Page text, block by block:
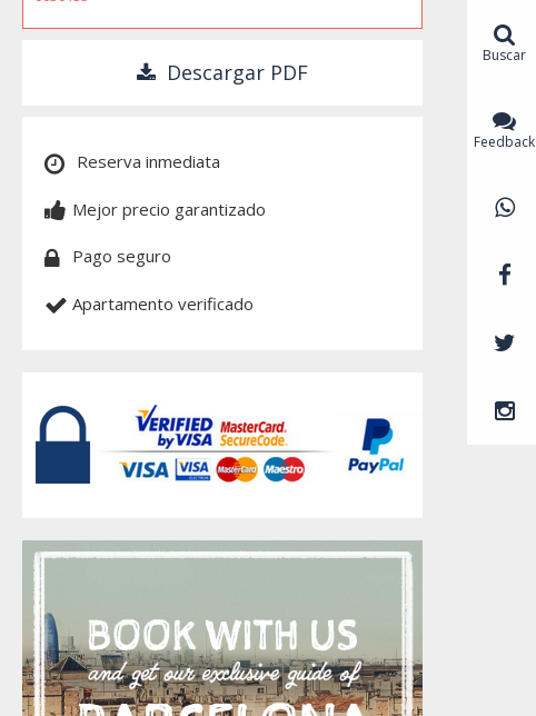
Descargar PDF
Reserva inmediata
Mejor precio garantizado
Pago seguro
Apartamento verificado
Buscar
Feedback